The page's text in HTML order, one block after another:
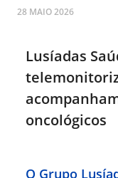
Hospitais
Clínico
Especialidades
28 MAIO 2026
Lusíadas
oncológicos
O Grupo